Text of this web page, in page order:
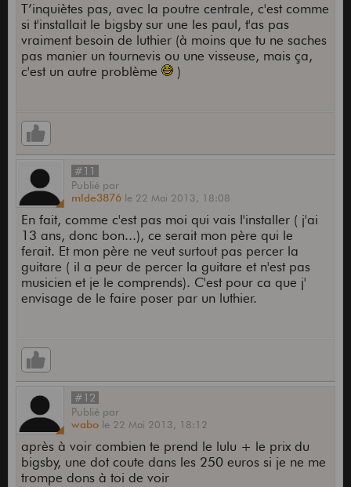
T’inquiètes pas, avec la poutre centrale, c'est comme
si t'installait le bigsby sur une les paul, t'as pas
vraiment besoin de luthier (à moins que tu ne saches
pas manier un tournevis ou une visseuse, mais ça,
c'est un autre problème
)
#11
Publié par
mlde3876 le 22 Mai 2013, 18:08
En fait, comme c'est pas moi qui vais l'installer ( j'ai
13 ans, donc bon...), ce serait mon père qui le
ferait. Et mon père ne veut surtout pas percer la
guitare ( il a peur de percer la guitare et n'est pas
musicien et je le comprends). C'est pour ca que j'
envisage de le faire poser par un luthier.
#12
Publié par
wabo le 22 Mai 2013, 18:12
après à voir combien te prend le lulu + le prix du
bigsby, une dot coute dans les 250 euros si je ne me
trompe dons à toi de voir